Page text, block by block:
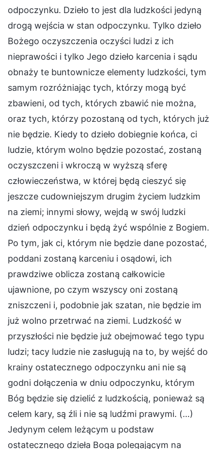
odpoczynku. Dzieło to jest dla ludzkości jedyną
drogą wejścia w stan odpoczynku. Tylko dzieło
Bożego oczyszczenia oczyści ludzi z ich
nieprawości i tylko Jego dzieło karcenia i sądu
obnaży te buntownicze elementy ludzkości, tym
samym rozróżniając tych, którzy mogą być
zbawieni, od tych, których zbawić nie można,
oraz tych, którzy pozostaną od tych, których już
nie będzie. Kiedy to dzieło dobiegnie końca, ci
ludzie, którym wolno będzie pozostać, zostaną
oczyszczeni i wkroczą w wyższą sferę
człowieczeństwa, w której będą cieszyć się
jeszcze cudowniejszym drugim życiem ludzkim
na ziemi; innymi słowy, wejdą w swój ludzki
dzień odpoczynku i będą żyć wspólnie z Bogiem.
Po tym, jak ci, którym nie będzie dane pozostać,
poddani zostaną karceniu i osądowi, ich
prawdziwe oblicza zostaną całkowicie
ujawnione, po czym wszyscy oni zostaną
zniszczeni i, podobnie jak szatan, nie będzie im
już wolno przetrwać na ziemi. Ludzkość w
przyszłości nie będzie już obejmować tego typu
ludzi; tacy ludzie nie zasługują na to, by wejść do
krainy ostatecznego odpoczynku ani nie są
godni dołączenia w dniu odpoczynku, którym
Bóg będzie się dzielić z ludzkością, ponieważ są
celem kary, są źli i nie są ludźmi prawymi. (…)
Jedynym celem leżącym u podstaw
ostatecznego dzieła Boga polegającym na